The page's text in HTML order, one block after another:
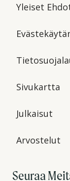
Yleiset
Sivukartta
Julkaisut
Arvostelut
Seuraa